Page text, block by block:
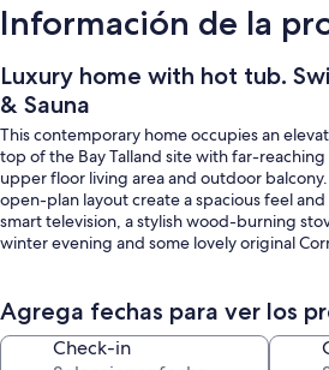
Información de la
Luxury home with hot tub.
& Sauna
This contemporary home occupies an
top of the Bay Talland site with far-
upper floor living area and outdoor
open-plan layout create a spacious feel
smart television, a stylish wood-burning
winter evening and some lovely original
ideal spot to enjoy a glass of wine while
bay, with stunning sea views, whilst the
garden is a perfect place to relax and
Agrega fechas para ver los
Check-in